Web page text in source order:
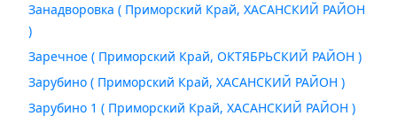
Занадворовка ( Приморский Край, ХАСАНСКИЙ РАЙОН
)
Заречное ( Приморский Край, ОКТЯБРЬСКИЙ РАЙОН )
Зарубино ( Приморский Край, ХАСАНСКИЙ РАЙОН )
Зарубино 1 ( Приморский Край, ХАСАНСКИЙ РАЙОН )